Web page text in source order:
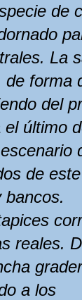
de
La
de forma
del
el último
de
bancos.
reales.
a los